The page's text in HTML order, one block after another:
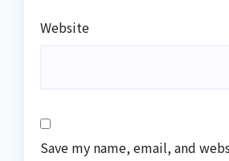
Website
Save my name, email, and